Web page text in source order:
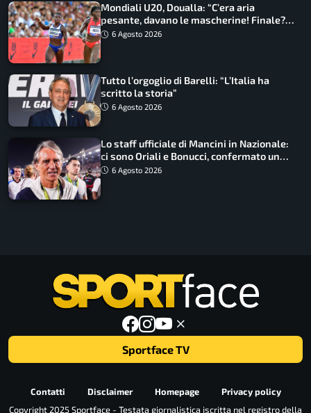
Mondiali U20, Doualla: “C’era aria
pesante, davano le mascherine! Finale?
Non ho nulla da perdere”
6 Agosto 2026
Tutto l’orgoglio di Barelli: “L’Italia ha
scritto la storia”
6 Agosto 2026
Lo staff ufficiale di Mancini in Nazionale:
ci sono Oriali e Bonucci, confermato un
ritorno
6 Agosto 2026
Sportface TV
Contatti Disclaimer Homepage
Privacy policy
Copyright 2025 Sportface - Testata giornalistica iscritta nel registro della